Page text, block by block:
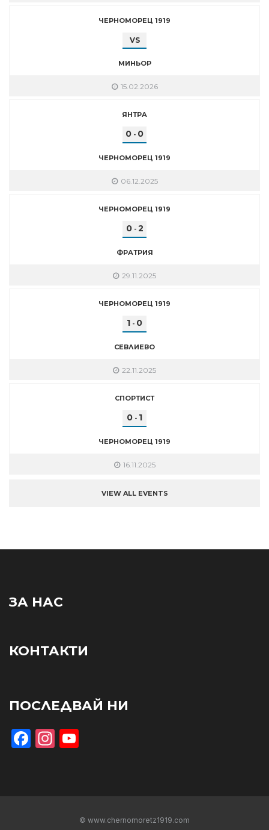
ЧЕРНОМОРЕЦ 1919
VS
МИНЬОР
15.02.2026
ЯНТРА
0 - 0
ЧЕРНОМОРЕЦ 1919
06.12.2025
ЧЕРНОМОРЕЦ 1919
0- 2
ФРАТРИЯ
29.11.2025
ЧЕРНОМОРЕЦ 1919
1 - 0
СЕВЛИЕВО
22.11.2025
СПОРТИСТ
0 - 1
ЧЕРНОМОРЕЦ 1919
16.11.2025
VIEW ALL EVENTS
ЗА НАС
КОНТАКТИ
ПОСЛЕДВАЙ НИ
Facebook
Instagram
© www.chernomoretz1919.com